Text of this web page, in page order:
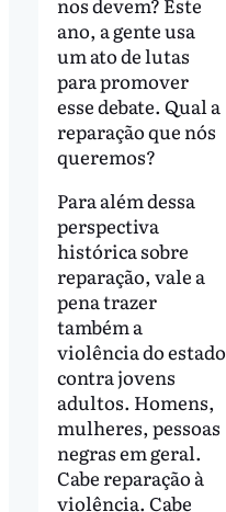
ano, a gente usa
um ato de lutas
para promover
esse debate. Qual a
reparação que nós
queremos?
Para além dessa
perspectiva
histórica sobre
reparação, vale a
pena trazer
também a
violência do estado
contra jovens
adultos. Homens,
mulheres, pessoas
negras em geral.
Cabe reparação à
violência. Cabe